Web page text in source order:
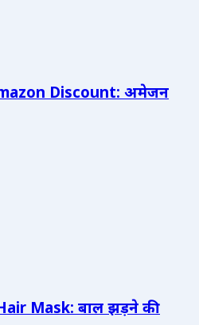
Discount: अमेजन
Mask: बाल झड़ने की